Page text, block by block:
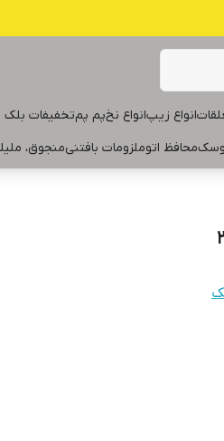
انواع زیپانواع نخپم پمتخفیفات بلک
محافظ اتوملزومات بافتنیمنجوق،